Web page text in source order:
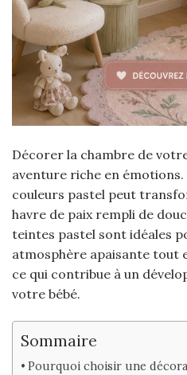
Décorer la chambre de
aventure riche en
couleurs pastel peut
havre de paix rempli de
teintes pastel sont idéales
atmosphère apaisante tout
ce qui contribue à un
votre bébé.
Sommaire
Pourquoi choisir une